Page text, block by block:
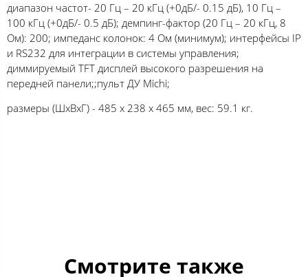
диапазон частот- 20 Гц – 20 кГц (+0дБ/- 0.15 дБ), 10 Гц –
100 кГц (+0дБ/- 0.5 дБ); демпинг-фактор (20 Гц – 20 кГц, 8
Ом): 200; импеданс колонок: 4 Ом (минимум); интерфейсы IP
и RS232 для интеграции в системы управления;
диммируемый TFT дисплей высокого разрешения на
передней панели;;пульт ДУ Michi;
размеры (ШхВхГ) - 485 x 238 x 465 мм, вес: 59.1 кг.
Смотрите также